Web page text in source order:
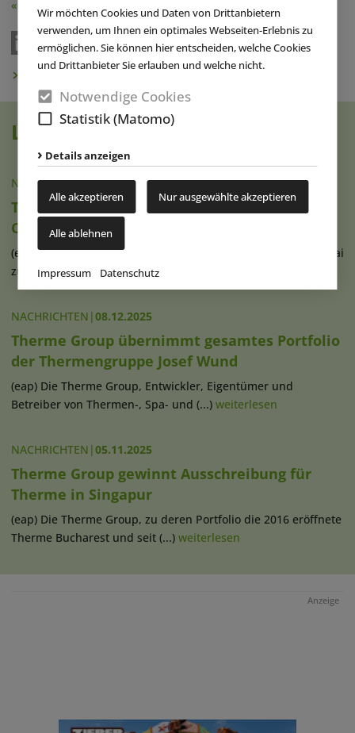
Wir möchten Cookies und Daten von Drittanbietern
verwenden, um Ihnen ein optimales Webseiten-Erlebnis zu
ermöglichen. Sie können hier entscheiden, welche Cookies
und Drittanbieter Sie erlauben und welche nicht.
Notwendige Cookies
Statistik (Matomo)
Details anzeigen
Alle akzeptieren Nur ausgewählte akzeptieren
Alle ablehnen
Impressum Datenschutz
« Zurück
Lesen Sie auch
NACHRICHTEN|04.02.2026
Therme Group Singapore: Tan Boon Khai wird
CEO
(eap) Die Therme Group hat die Ernennung von Tan Boon Khai
zum Chief Executive Officer (...)
NACHRICHTEN |08.12.2025
Therme Group übernimmt gesamtes Portfolio
der Thermengruppe Josef Wund
(eap) Die Therme Group, Entwickler, Eigentümer und
Betreiber von Thermen-, Spa- und (...) weiterlesen
NACHRICHTEN |05.11.2025
Therme Group gewinnt Ausschreibung für
Therme in Singapur
(eap) Die Therme Group, zu deren Portfolio die 2016 eröffnete
Therme Bucharest und seit (...) weiterlesen
Anzeige